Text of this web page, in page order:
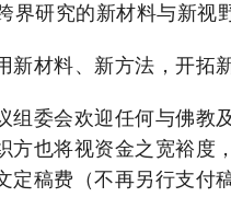
界研究的新材料与新视
新材料、新方法，开拓
组委会欢迎任何与佛教
方也将视资金之宽裕度
定稿费（不再另行支付